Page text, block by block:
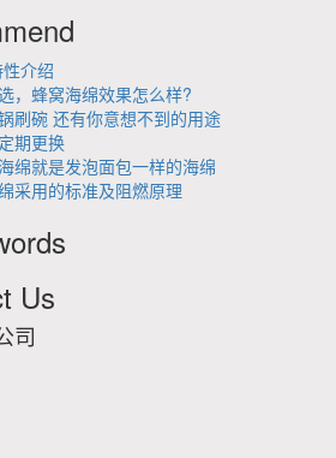
介绍
，蜂窝海绵效果怎么样?
刷碗 还有你意想不到的用途
期更换
绵就是发泡面包一样的海绵
采用的标准及阻燃原理
Us
司